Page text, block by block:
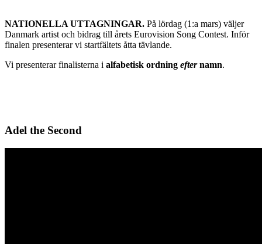
NATIONELLA UTTAGNINGAR. På lördag (1:a mars) väljer
Danmark artist och bidrag till årets Eurovision Song Contest. Inför
finalen presenterar vi startfältets åtta tävlande.
Vi presenterar finalisterna i alfabetisk ordning efternamn.
Adel the Second